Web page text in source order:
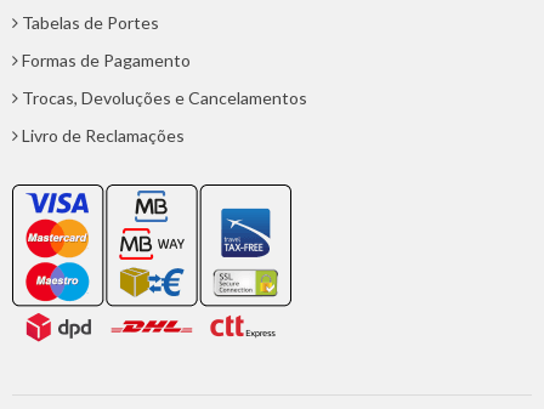
Tabelas de Portes
Formas de Pagamento
Trocas, Devoluções e Cancelamentos
Livro de Reclamações